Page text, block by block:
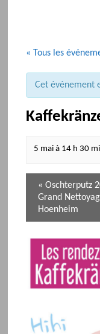
« Tous les
Cet événement
5 mai à 14 h 30
i
g
d
« Oschterputz
Grand
Hoenheim